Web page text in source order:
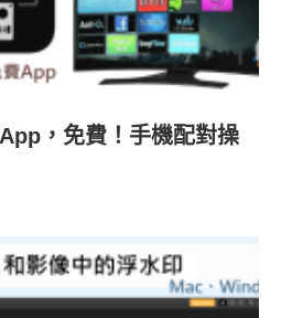
，免費！手機配對操